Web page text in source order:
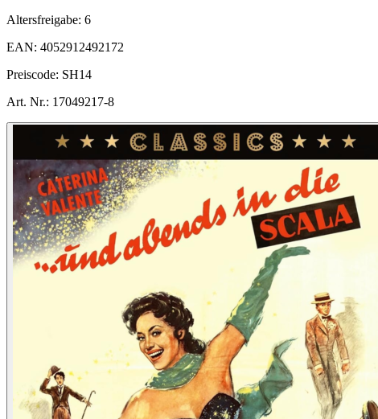
Altersfreigabe: 6
EAN: 4052912492172
Preiscode: SH14
Art. Nr.: 17049217-8